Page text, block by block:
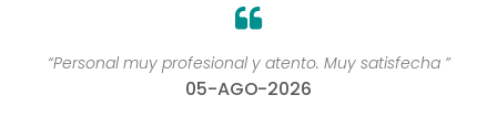
“Personal muy profesional y atento. Muy satisfecha ”
05-AGO-2026